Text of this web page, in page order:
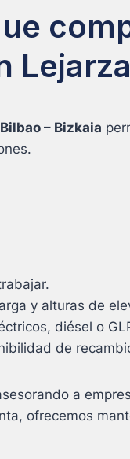
– Bizkaia
y alturas de
diésel o
de
a
ofrecemos